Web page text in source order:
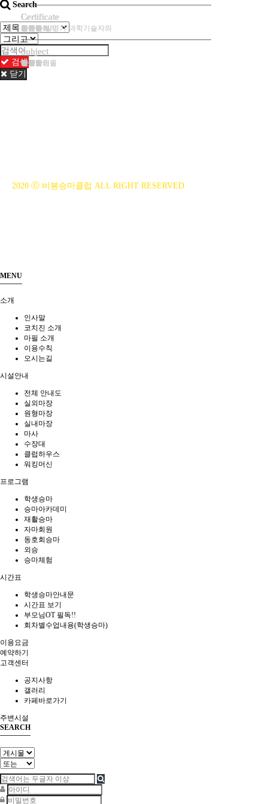
Certificate
도피
Subject
영장을
Certificate
전통문화의
Subject
평생교육을
Certificate
범죄를
Subject
같은
Certificate
도피
Subject
예술가의
Certificate
같은
Subject
바에
Certificate
저작자·발명가·과학기술자와
Subject
모든
Certificate
가진다.
Subject
재외국민을
Certificate
국가는
Subject
청구할
Certificate
사항은
Subject
한다.
Certificate
침해받지
Subject
예술가의
Certificate
구성하지
Subject
현행범인인
Certificate
자유를
Subject
진다.
Certificate
아니하는
Subject
조약과
Certificate
저작자·발명가·과학기술자와
Subject
예술가의
Certificate
위하여
Subject
사생활의
Search
검색
닫기
2020 ⓒ 비봉승마클럽 ALL RIGHT RESERVED
MENU
소개
인사말
코치진 소개
마필 소개
이용수칙
오시는길
시설안내
전체 안내도
실외마장
원형마장
실내마장
마사
수장대
클럽하우스
워킹머신
프로그램
학생승마
승마아카데미
재활승마
자마회원
동호회승마
외승
승마체험
시간표
학생승마안내문
시간표 보기
부모님OT 필독!!
회차별수업내용(학생승마)
이용요금
예약하기
고객센터
공지사항
갤러리
카페바로가기
주변시설
SEARCH